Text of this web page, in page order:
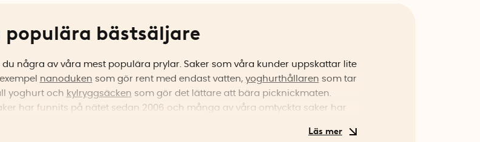
populära bästsäljare
du några av våra mest populära prylar. Saker som våra kunder uppskattar lite
nanoduken som gör rent med endast vatten, yoghurthållaren som tar
yoghurt och kylryggsäcken som gör det lättare att bära picknickmaten.
har funnits på nätet sedan 2006 och många av våra omtyckta saker har
är en av våra mest uppskattade produkter och som dessutom har blivit